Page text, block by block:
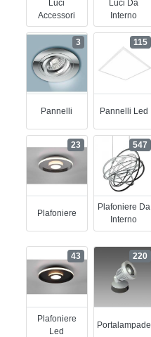
Luci
Accessori
Luci Da
Interno
Pannelli
3
Pannelli Led
115
Plafoniere
23
Plafoniere Da
Interno
547
Plafoniere
Led
43
Portalampade
220